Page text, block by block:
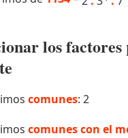
los
comunes: 2
comunes con el